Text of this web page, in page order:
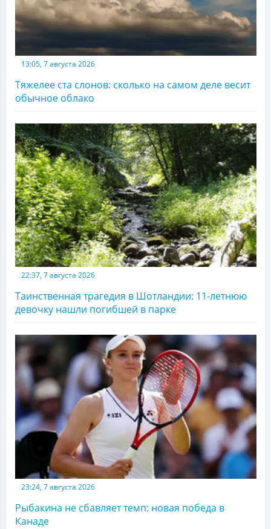
13:05, 7 августа 2026
Тяжелее ста слонов: сколько на самом деле весит
обычное облако
22:37, 7 августа 2026
Таинственная трагедия в Шотландии: 11-летнюю
девочку нашли погибшей в парке
23:24, 7 августа 2026
Рыбакина не сбавляет темп: новая победа в
Канаде